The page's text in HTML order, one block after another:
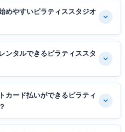
めやすいピラティススタジオ
ンタルできるピラティススタ
カード払いができるピラティ